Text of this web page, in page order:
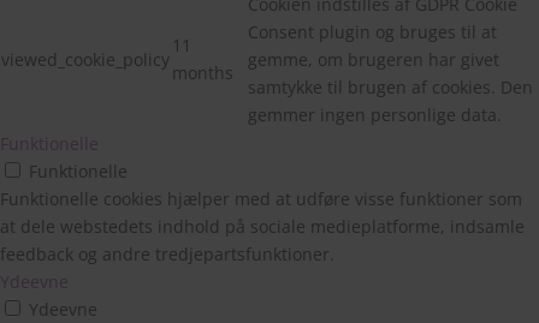
viewed_cookie_policy
11
months
Consent plugin og bruges til at
gemme, om brugeren har givet
samtykke til brugen af cookies. Den
gemmer ingen personlige data.
Funktionelle
Funktionelle
Funktionelle cookies hjælper med at udføre visse funktioner som
at dele webstedets indhold på sociale medieplatforme, indsamle
feedback og andre tredjepartsfunktioner.
Ydeevne
Ydeevne